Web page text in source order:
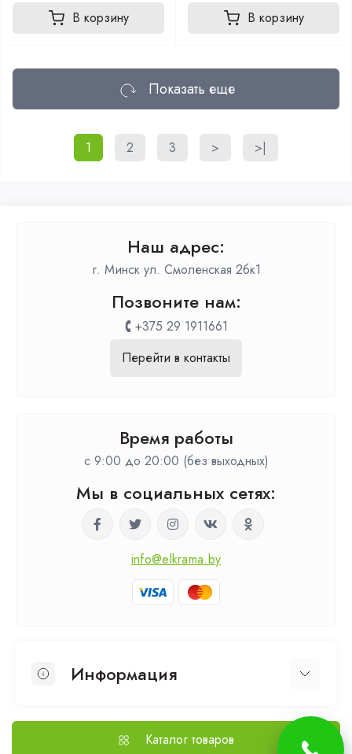
В корзину В корзину
Показать еще
1 2 3 > >|
Наш адрес:
г. Минск ул. Смоленская 2бк1
Позвоните нам:
+375 29 1911661
Перейти в контакты
Время работы
c 9:00 до 20:00 (без выходных)
Мы в социальных сетях:
info@elkrama.by
Информация
Выезд на замер
Каталог товаров